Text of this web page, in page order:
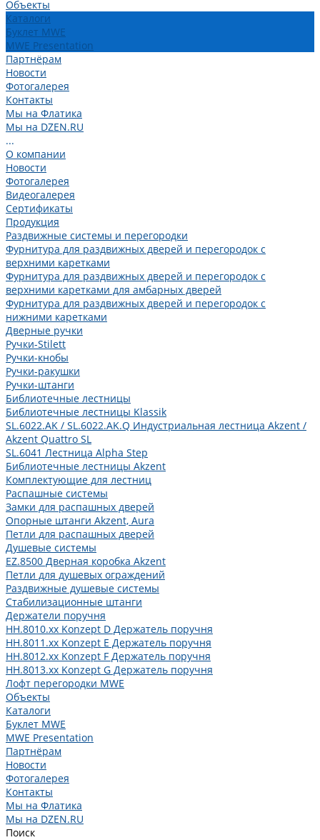
Объекты
Каталоги
Буклет MWE
MWE Presentation
Партнёрам
Новости
Фотогалерея
Контакты
Мы на Флатика
Мы на DZEN.RU
...
О компании
Новости
Фотогалерея
Видеогалерея
Сертификаты
Продукция
Раздвижные системы и перегородки
Фурнитура для раздвижных дверей и перегородок с
верхними каретками
Фурнитура для раздвижных дверей и перегородок с
верхними каретками для амбарных дверей
Фурнитура для раздвижных дверей и перегородок с
нижними каретками
Дверные ручки
Ручки-Stilett
Ручки-кнобы
Ручки-ракушки
Ручки-штанги
Библиотечные лестницы
Библиотечные лестницы Klassik
SL.6022.AK / SL.6022.AK.Q Индустриальная лестница Akzent /
Akzent Quattro SL
SL.6041 Лестница Alpha Step
Библиотечные лестницы Akzent
Комплектующие для лестниц
Распашные системы
Замки для распашных дверей
Опорные штанги Akzent, Aura
Петли для распашных дверей
Душевые системы
EZ.8500 Дверная коробка Akzent
Петли для душевых ограждений
Раздвижные душевые системы
Стабилизационные штанги
Держатели поручня
HH.8010.xx Konzept D Держатель поручня
HH.8011.xx Konzept E Держатель поручня
HH.8012.xx Konzept F Держатель поручня
HH.8013.xx Konzept G Держатель поручня
Лофт перегородки MWE
Объекты
Каталоги
Буклет MWE
MWE Presentation
Партнёрам
Новости
Фотогалерея
Контакты
Мы на Флатика
Мы на DZEN.RU
Поиск